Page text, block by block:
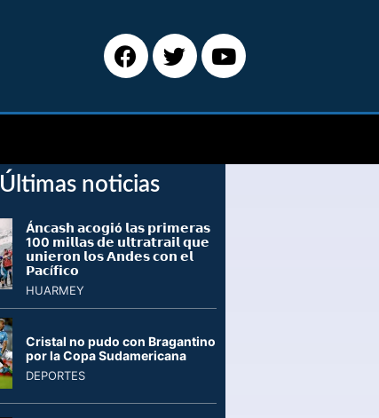
Últimas noticias
Á𝗻𝗰𝗮𝘀𝗵 𝗮𝗰𝗼𝗴𝗶ó 𝗹𝗮𝘀 𝗽𝗿𝗶𝗺𝗲𝗿𝗮𝘀
100 𝗺𝗶𝗹𝗹𝗮𝘀 𝗱𝗲 𝘂𝗹𝘁𝗿𝗮𝘁𝗿𝗮𝗶𝗹 𝗾𝘂𝗲
𝘂𝗻𝗶𝗲𝗿𝗼𝗻 𝗹𝗼𝘀 𝗔𝗻𝗱𝗲𝘀 𝗰𝗼𝗻 𝗲𝗹
𝗣𝗮𝗰í𝗳𝗶𝗰𝗼
HUARMEY
Cristal no pudo con Bragantino
por la Copa Sudamericana
DEPORTES